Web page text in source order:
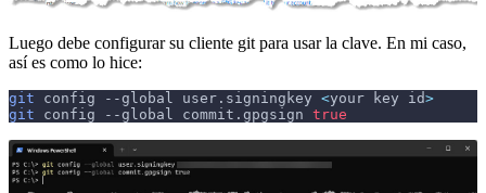
Luego debe configurar su cliente git para usar la clave. En mi caso,
así es como lo hice:
git config --global user.signingkey <your key id>
git config --global commit.gpgsign true